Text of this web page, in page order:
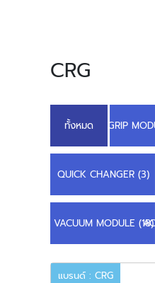
CRG
ทั้งหมด GRIP
QUICK CHANGER (3)
VACUUM MODULE (18)
แบรนด์ : CRG